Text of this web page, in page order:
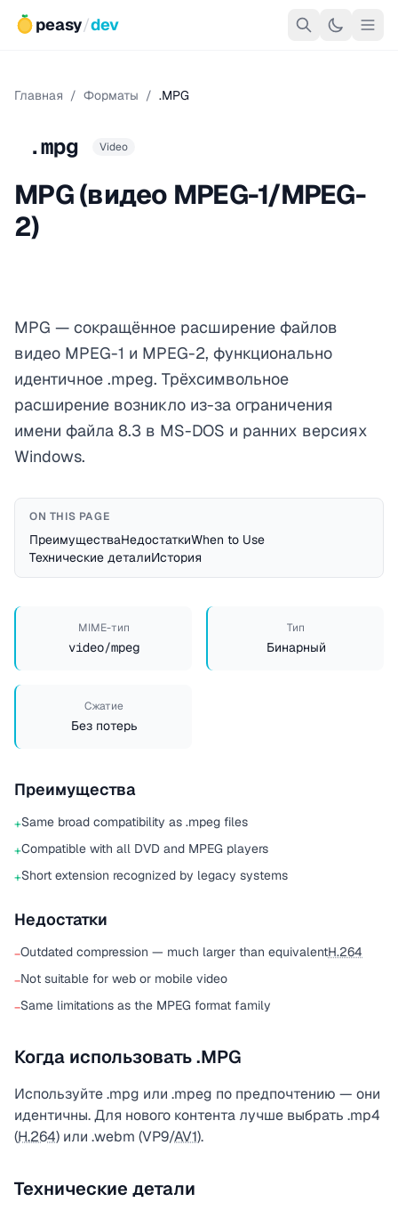
peasy/dev
Главная / Форматы / .MPG
.mpg Video
MPG (видео MPEG-1/MPEG-
2)
MPG — сокращённое расширение файлов
видео MPEG-1 и MPEG-2, функционально
идентичное .mpeg. Трёхсимвольное
расширение возникло из-за ограничения
имени файла 8.3 в MS-DOS и ранних версиях
Windows.
ON THIS PAGE
ПреимуществаНедостаткиWhen to Use
Технические деталиИстория
MIME-тип
video/mpeg
Тип
Бинарный
Сжатие
Без потерь
Преимущества
+Same broad compatibility as .mpeg files
+Compatible with all DVD and MPEG players
+Short extension recognized by legacy systems
Недостатки
−Outdated compression — much larger than equivalentH.264
−Not suitable for web or mobile video
−Same limitations as the MPEG format family
Когда использовать .MPG
Используйте .mpg или .mpeg по предпочтению — они
идентичны. Для нового контента лучше выбрать .mp4
(H.264) или .webm (VP9/AV1).
Технические детали